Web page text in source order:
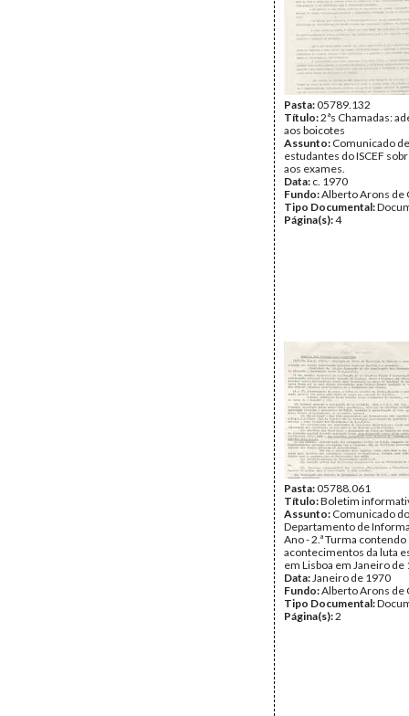
Pasta:05789.132
Título:2ªs Chamadas:
aos boicotes
Assunto: Comunicado de
estudantes do ISCEF
aos exames.
Data: c. 1970
Fundo:Alberto Arons de
Tipo Documental:
Página(s):4
Pasta:05788.061
Título:Boletim
Assunto: Comunicado do
Departamento de
Ano - 2.ª Turma
acontecimentos da luta
em Lisboa em Janeiro de
Data:Janeiro de 1970
Fundo:Alberto Arons de
Tipo Documental:
Página(s):2